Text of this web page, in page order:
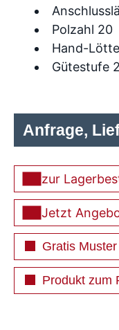
Polzahl 20
Hand-
Gütestufe 2
Anfrage,
zur
Jetzt
Gratis Muster
Produkt zum